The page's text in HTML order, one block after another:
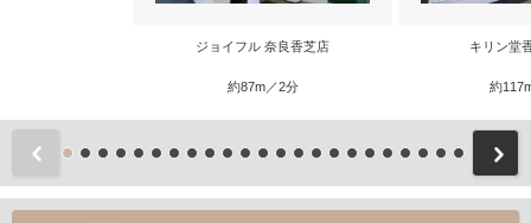
ジョイフル 奈良香芝店
約87m／2分
キリン堂
約
前